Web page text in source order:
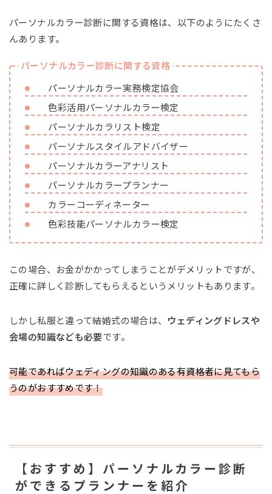
パーソナルカラー診断に関する資格は、以下のようにたくさ
んあります。
パーソナルカラー診断に関する資格
パーソナルカラー実務検定協会
色彩活用パーソナルカラー検定
パーソナルカラリスト検定
パーソナルスタイルアドバイザー
パーソナルカラーアナリスト
パーソナルカラープランナー
カラーコーディネーター
色彩技能パーソナルカラー検定
この場合、お金がかかってしまうことがデメリットですが、
正確に詳しく診断してもらえるというメリットもあります。
しかし私服と違って結婚式の場合は、 ウェディングドレスや
会場の知識なども必要です。
可能であればウェディングの知識のある有資格者に見てもら
うのがおすすめです！
【おすすめ】パーソナルカラー診断
ができるプランナーを紹介